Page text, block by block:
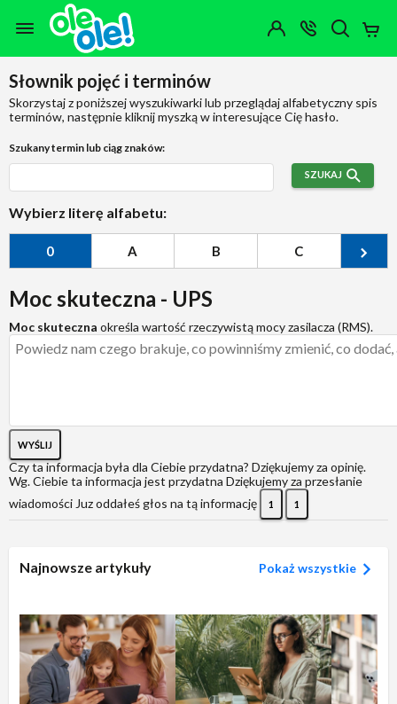
Przejdź do zawartości strony
Przejdź do wyszukiwarki
Przejdź do kategorii
Przejdź do stopki
OTWÓRZ
MENU
Moje
Konto
(0)
Słownik pojęć i terminów
Skorzystaj z poniższej wyszukiwarki lub przeglądaj alfabetyczny spis
terminów, następnie kliknij myszką w interesujące Cię hasło.
Szukany termin lub ciąg znaków:
SZUKAJ
Wybierz literę alfabetu:
0 A B C
Moc skuteczna - UPS
Moc skuteczna określa wartość rzeczywistą mocy zasilacza (RMS).
WYŚLIJ
Czy ta informacja była dla Ciebie przydatna? Dziękujemy za opinię.
Wg. Ciebie ta informacja jest przydatna Dziękujemy za przesłanie
wiadomości Juz oddałeś głos na tą informację 1 1
Najnowsze artykuły Pokaż wszystkie